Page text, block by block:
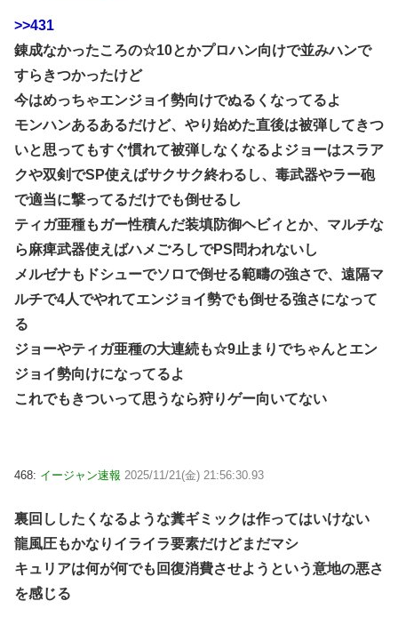
>>431
錬成なかったころの☆10とかプロハン向けで並みハンで
すらきつかったけど
今はめっちゃエンジョイ勢向けでぬるくなってるよ
モンハンあるあるだけど、やり始めた直後は被弾してきつ
いと思ってもすぐ慣れて被弾しなくなるよジョーはスラア
クや双剣でSP使えばサクサク終わるし、毒武器やラー砲
で適当に撃ってるだけでも倒せるし
ティガ亜種もガー性積んだ装填防御ヘビィとか、マルチな
ら麻痺武器使えばハメごろしでPS問われないし
メルゼナもドシューでソロで倒せる範疇の強さで、遠隔マ
ルチで4人でやれてエンジョイ勢でも倒せる強さになって
る
ジョーやティガ亜種の大連続も☆9止まりでちゃんとエン
ジョイ勢向けになってるよ
これでもきついって思うなら狩りゲー向いてない
468: イージャン速報 2025/11/21(金) 21:56:30.93
裏回ししたくなるような糞ギミックは作ってはいけない
龍風圧もかなりイライラ要素だけどまだマシ
キュリアは何が何でも回復消費させようという意地の悪さ
を感じる